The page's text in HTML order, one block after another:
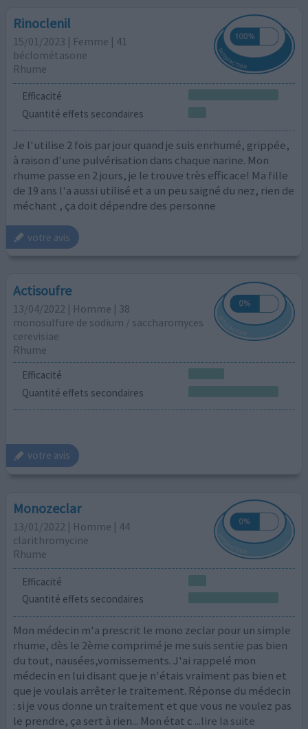
Rinoclenil
15/01/2023 | Femme | 41
béclométasone
Rhume
Efficacité
Quantité effets secondaires
Je l'utilise 2 fois par jour quand je suis enrhumé, grippée,
à raison d'une pulvérisation dans chaque narine. Mon
rhume passe en 2 jours, je le trouve très efficace! Ma fille
de 19 ans l'a aussi utilisé et a un peu saigné du nez, rien de
méchant , ça doit dépendre des personne
votre avis
Actisoufre
13/04/2022 | Homme | 38
monosulfure de sodium / saccharomyces
cerevisiae
Rhume
Efficacité
Quantité effets secondaires
votre avis
Monozeclar
13/01/2022 | Homme | 44
clarithromycine
Rhume
Efficacité
Quantité effets secondaires
Mon médecin m'a prescrit le mono zeclar pour un simple
rhume, dès le 2ème comprimé je me suis sentie pas bien
du tout, nausées,vomissements. J'ai rappelé mon
médecin en lui disant que je n'étais vraiment pas bien et
que je voulais arrêter le traitement. Réponse du médecin
: si je vous donne un traitement et que vous ne voulez pas
le prendre, ça sert à rien... Mon état c ...lire la suite